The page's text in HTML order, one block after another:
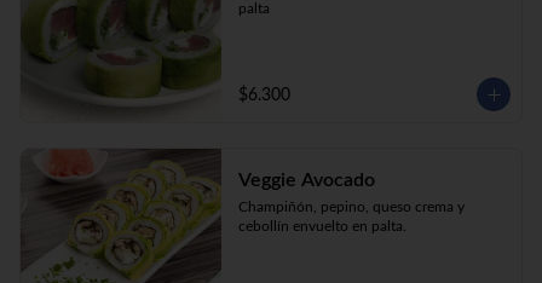
palta
$6.300
Veggie Avocado
Champiñón, pepino, queso crema y
cebollín envuelto en palta.